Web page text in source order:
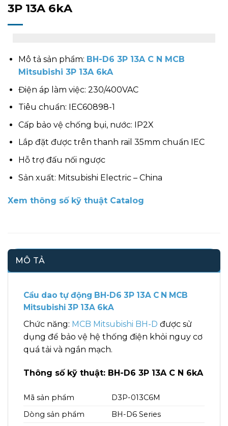
3P 13A 6kA
Mô tả sản phẩm: BH-D6 3P 13A C N MCB
Mitsubishi 3P 13A 6kA
Điện áp làm việc: 230/400VAC
Tiêu chuẩn: IEC60898-1
Cấp bảo vệ chống bụi, nước: IP2X
Lắp đặt được trên thanh rail 35mm chuẩn IEC
Hỗ trợ đấu nối ngược
Sản xuất: Mitsubishi Electric – China
Xem thông số kỹ thuật Catalog
MÔ TẢ
Cầu dao tự động BH-D6 3P 13A C N MCB
Mitsubishi 3P 13A 6kA
Chức năng: MCB Mitsubishi BH-D được sử
dụng để bảo vệ hệ thống điện khỏi nguy cơ
quá tải và ngắn mạch.
Thông số kỹ thuật: BH-D6 3P 13A C N 6kA
Mã sản phẩm
D3P-013C6M
Dòng sản phẩm
BH-D6 Series